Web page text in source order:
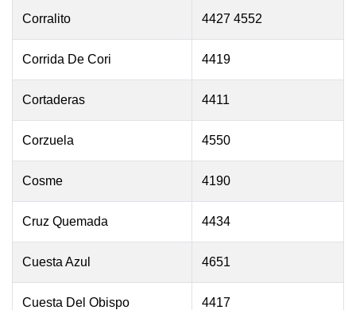
Corralito 4427 4552
Corrida De Cori 4419
Cortaderas 4411
Corzuela 4550
Cosme 4190
Cruz Quemada 4434
Cuesta Azul 4651
Cuesta Del Obispo 4417